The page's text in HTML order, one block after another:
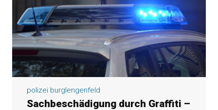
polizei burglengenfeld
Sachbeschädigung durch Graffiti –